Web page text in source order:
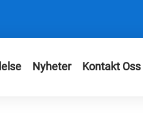
Nyheter Kontakt Oss